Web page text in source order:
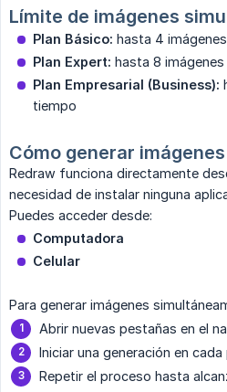
Límite de imágenes
Plan Básico: hasta 4
Plan Expert: hasta 8
Plan Empresarial (Business):
tiempo
Cómo generar
Redraw funciona directamente
necesidad de instalar ninguna
Puedes acceder desde:
Computadora
Celular
Para generar imágenes
Abrir nuevas pestañas en el
Iniciar una generación en
Repetir el proceso hasta